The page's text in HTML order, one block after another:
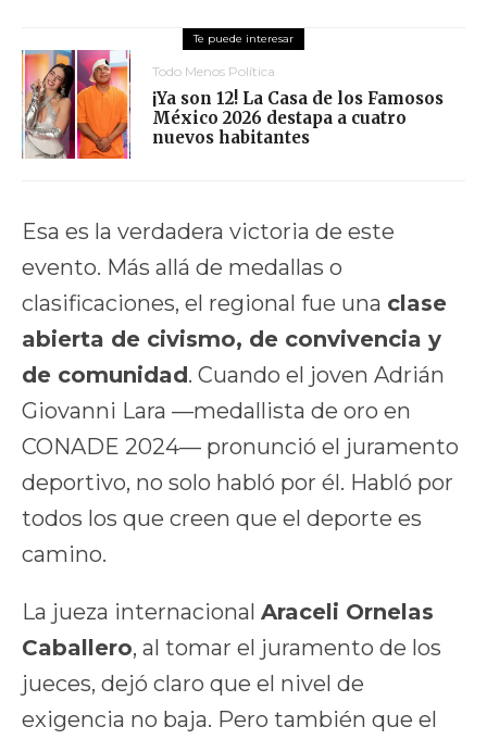
Todo Menos Política
¡Ya son 12! La Casa de los Famosos
México 2026 destapa a cuatro
nuevos habitantes
Esa es la verdadera victoria de este
evento. Más allá de medallas o
clasificaciones, el regional fue una clase
abierta de civismo, de convivencia y
de comunidad. Cuando el joven Adrián
Giovanni Lara —medallista de oro en
CONADE 2024— pronunció el juramento
deportivo, no solo habló por él. Habló por
todos los que creen que el deporte es
camino.
La jueza internacional Araceli Ornelas
Caballero, al tomar el juramento de los
jueces, dejó claro que el nivel de
exigencia no baja. Pero también que el